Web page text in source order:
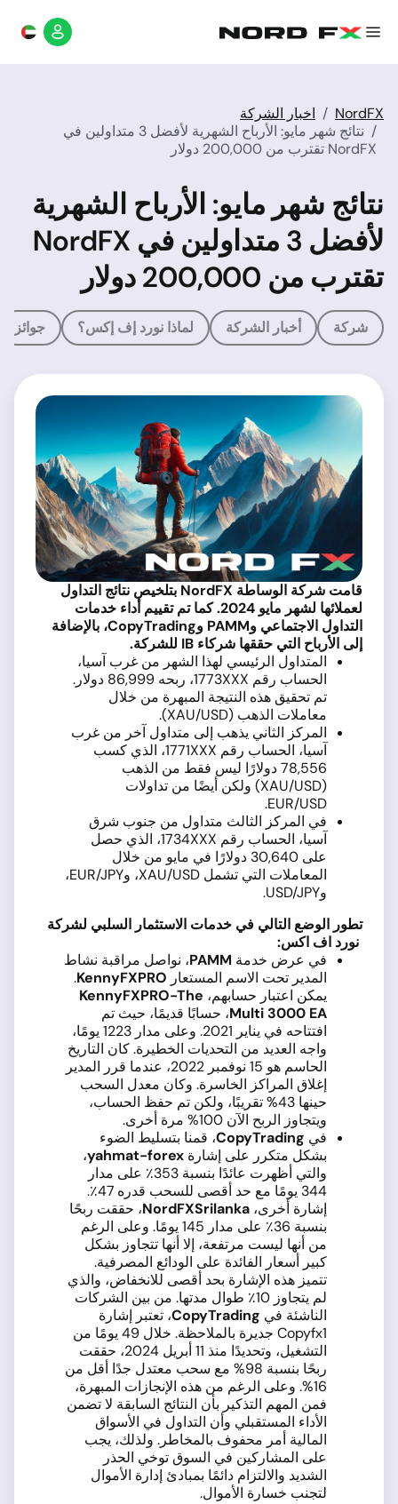
NordFX
اخبار الشركة
نتائج شهر مايو: الأرباح الشهرية لأفضل 3 متداولين في
NordFX تقترب من 200,000 دولار
نتائج شهر مايو: الأرباح الشهرية
لأفضل 3 متداولين في NordFX
تقترب من 200,000 دولار
شركة أخبار الشركة لماذا نورد إف إكس؟ جوائز
قامت شركة الوساطة
بتلخيص نتائج التداول
لعملائها لشهر مايو 2024. كما تم تقييم أداء خدمات
التداول الاجتماعي وPAMM وCopyTrading، بالإضافة
إلى الأرباح التي حققها شركاء
للشركة.
المتداول الرئيسي لهذا الشهر من غرب آسيا،
الحساب رقم 1773XXX، ربحه 86,999 دولار.
تم تحقيق هذه النتيجة المبهرة من خلال
معاملات الذهب (XAU/USD).
المركز الثاني يذهب إلى متداول آخر من غرب
آسيا، الحساب رقم 1771XXX، الذي كسب
78,556 دولارًا ليس فقط من الذهب
(XAU/USD) ولكن أيضًا من تداولات
EUR/USD.
في المركز الثالث متداول من جنوب شرق
آسيا، الحساب رقم 1734XXX، الذي حصل
على 30,640 دولارًا في مايو من خلال
المعاملات التي تشمل XAU/USD، وEUR/JPY،
وUSD/JPY.
تطور الوضع التالي في خدمات الاستثمار السلبي لشركة
نورد اف اكس:
في عرض خدمة PAMM، نواصل مراقبة نشاط
المدير تحت الاسم المستعار
.
يمكن اعتبار حسابهم، KennyFXPRO-The
Multi 3000 EA، حسابًا قديمًا، حيث تم
افتتاحه في يناير 2021. وعلى مدار 1223 يومًا،
واجه العديد من التحديات الخطيرة. كان التاريخ
الحاسم هو 15 نوفمبر 2022، عندما قرر المدير
إغلاق المراكز الخاسرة. وكان معدل السحب
حينها 43% تقريبًا، ولكن تم حفظ الحساب،
ويتجاوز الربح الآن 100% مرة أخرى.
في CopyTrading، قمنا بتسليط الضوء
بشكل متكرر على إشارة yahmat-forex،
والتي أظهرت عائدًا بنسبة 353٪ على مدار
344 يومًا مع حد أقصى للسحب قدره 47٪.
إشارة أخرى، NordFXSrilanka، حققت ربحًا
بنسبة 36٪ على مدار 145 يومًا. وعلى الرغم
من أنها ليست مرتفعة، إلا أنها تتجاوز بشكل
كبير أسعار الفائدة على الودائع المصرفية.
تتميز هذه الإشارة بحد أقصى للانخفاض، والذي
لم يتجاوز 10٪ طوال مدتها. من بين الشركات
الناشئة في CopyTrading، تعتبر إشارة
Copyfx1 جديرة بالملاحظة. خلال 49 يومًا من
التشغيل، وتحديدًا منذ 11 أبريل 2024، حققت
ربحًا بنسبة 98% مع سحب معتدل جدًا أقل من
16%. وعلى الرغم من هذه الإنجازات المبهرة،
فمن المهم التذكير بأن النتائج السابقة لا تضمن
الأداء المستقبلي وأن التداول في الأسواق
المالية أمر محفوف بالمخاطر. ولذلك، يجب
على المشاركين في السوق توخي الحذر
الشديد والالتزام دائمًا بمبادئ إدارة الأموال
لتجنب خسارة الأموال.